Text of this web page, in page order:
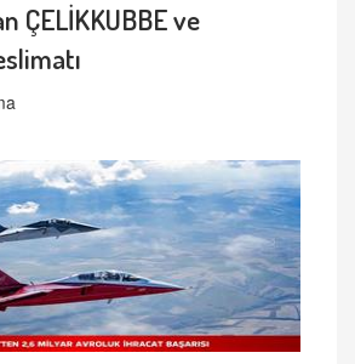
ÇELİKKUBBE ve